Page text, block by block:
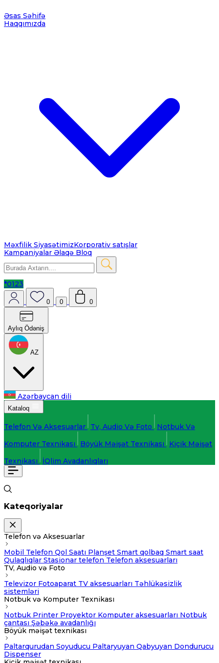
Əsas Səhifə
Haqqımızda
Məxfilik SiyasətimizKorporativ satışlar
Kampaniyalar Əlaqə Bloq
*0123
0 0 0
Aylıq Ödəniş
AZ
Azərbaycan dili
Kataloq
Telefon Və Aksesuarlar Tv, Audio Və Foto
Notbuk Və
Komputer Texnikası
Böyük Məişət Texnikası
Kiçik Məişət
Texnikası
İQlim Avadanlıqları
Kateqoriyalar
Telefon və Aksesuarlar
Mobil Telefon Qol Saatı Planşet Smart qolbaq Smart saat
Qulaqlıqlar Stasionar telefon Telefon aksesuarları
TV, Audio və Foto
Televizor Fotoaparat TV aksesuarları Təhlükəsizlik
sistemləri
Notbuk və Komputer Texnikası
Notbuk Printer Proyektor Komputer aksesuarları Notbuk
çantası Şəbəkə avadanlığı
Böyük məişət texnikası
Paltarqurudan Soyuducu Paltaryuyan Qabyuyan Dondurucu
Dispenser